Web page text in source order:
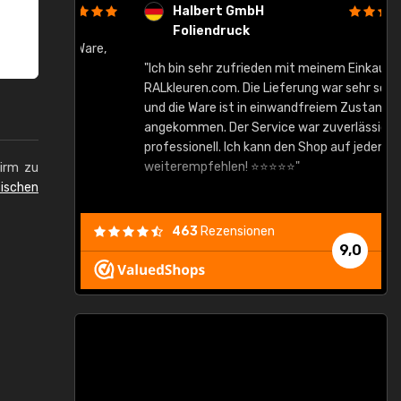
zu
Halbert GmbH
Foliendruck
"Ich bin sehr zufrieden mit meinem Einkauf bei
RALkleuren.com. Die Lieferung war sehr schnell
und die Ware ist in einwandfreiem Zustand
angekommen. Der Service war zuverlässig und
professionell. Ich kann den Shop auf jeden Fall
weiterempfehlen! ⭐⭐⭐⭐⭐"
9,0
463 Rezensionen